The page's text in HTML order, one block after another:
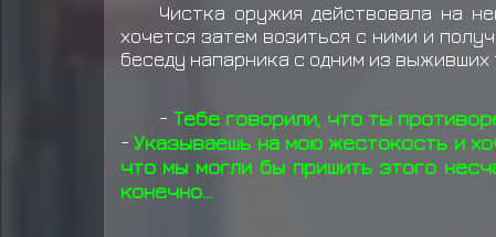
Чистка оружия действовала на
хочется затем возиться с ними и
беседу напарника с одним из выживших
- Тебе говорили, что ты
-Указываешь на мою жестокость и
что мы могли бы пришить этого
конечно...